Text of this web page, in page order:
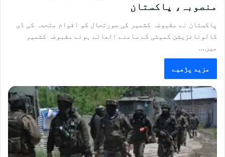
منصوبہ، پاکستان
پاکستان نے مقبوضہ کشمیر کی صورتحال کو اقوام متحدہ کی ڈی
کالونائزیشن کمیٹی کے سامنے اٹھاتے ہوئے مقبوضہ کشمیر
میں…
مزید پڑھیے